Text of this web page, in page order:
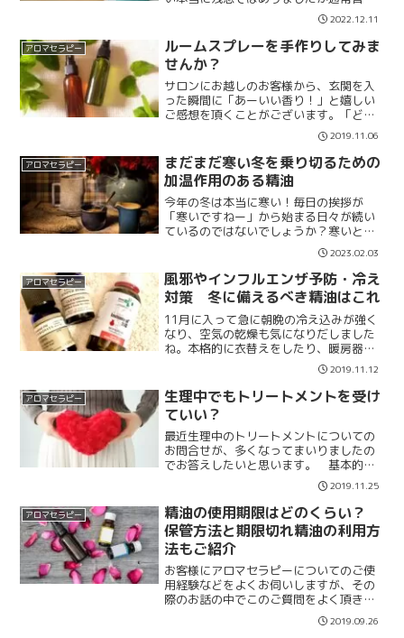
に戻った皆様も今は12月 仕事や学校も
何かと忙しくなる時期ですし忘年会が続
いているという方もいらっしゃるかもし
れませ...
2022.12.11
アロマセラピー
ルームスプレーを手作りしてみま
せんか？
サロンにお越しのお客様から、玄関を入
った瞬間に「あーいい香り！」と嬉しい
ご感想を頂くことがございます。「どう
やって香らせているんですか？」「うち
ではこんな風に香らせることが出来なく
て」とご質問を頂くこともしばしば。
そこで今回はサロンでの香...
2019.11.06
アロマセラピー
まだまだ寒い冬を乗り切るための
加温作用のある精油
今年の冬は本当に寒い！毎日の挨拶が
「寒いですねー」から始まる日々が続い
ているのではないでしょうか？寒いとメ
ンタル的にも肉体的にも、なかなか行動
的になれない方多いのではないでしょう
か？私も如何にモチベーションを保つか
が課題になっております。そ...
2023.02.03
アロマセラピー
風邪やインフルエンザ予防・冷え
対策 冬に備えるべき精油はこれ
11月に入って急に朝晩の冷え込みが強く
なり、空気の乾燥も気になりだしました
ね。本格的に衣替えをしたり、暖房器具
や加湿器・厚手の掛布団を出したり、冬
への備えも始めなくてはいけない時期で
すね。さらに今年はアロマセラピーの冬
支度も加えてみませんか...
2019.11.12
アロマセラピー
生理中でもトリートメントを受け
ていい？
最近生理中のトリートメントについての
お問合せが、多くなってまいりましたの
でお答えしたいと思います。 基本的に
生理中はゆったりと過ごされることが理
想です。ですので、トリートメントを受
けられることはリラックスにつながりま
すし、腰の重みや冷えなど...
2019.11.25
アロマセラピー
精油の使用期限はどのくらい？
保管方法と期限切れ精油の利用方
法もご紹介
お客様にアロマセラピーについてのご使
用経験などをよくお伺いしますが、その
際のお話の中でこのご質問をよく頂きま
す。サロン以外でもアロマセラピーを楽
しく安全に役立てて頂きたいので、ちょ
2019.09.26